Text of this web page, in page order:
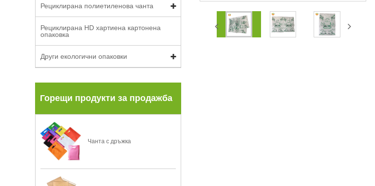
Рециклирана полиетиленова чанта
Рециклирана HD хартиена картонена
опаковка
Други екологични опаковки
Горещи продукти за продажба
Чанта с дръжка